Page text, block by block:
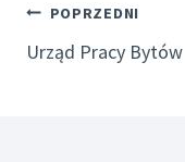
Nawigacja
Wpisu
POPRZEDNI
Urząd Pracy Bytów